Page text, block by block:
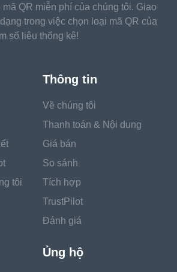
QR miễn phí của chúng tôi. Giao
trong việc chọn loại mã QR của
số liệu thống kê!
tôi
Thông tin
Về chúng tôi
Thanh toán & Nội dung
Giá bán
So sánh
Tích hợp
TrustPilot
Đánh giá
Ủng hộ